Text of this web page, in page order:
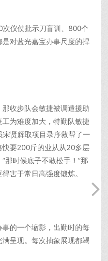
仪仗批示刀盲训、800个
对蓝光嘉宝办事尺度的捍
收步队会敏捷被调遣援助
为难度加大，特勤队敏捷
贤辉取项目录序救帮了一
要200斤的业从从20多层
那时候底子不敢松手！”那
害于常日高强度锻炼。
的一个缩影，出勤时的每
呈现。每次抽象展现都竭